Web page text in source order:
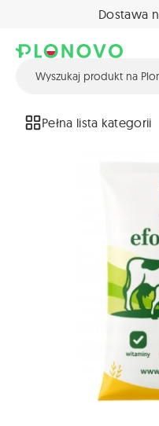
Dostawa
Pełna lista kategorii